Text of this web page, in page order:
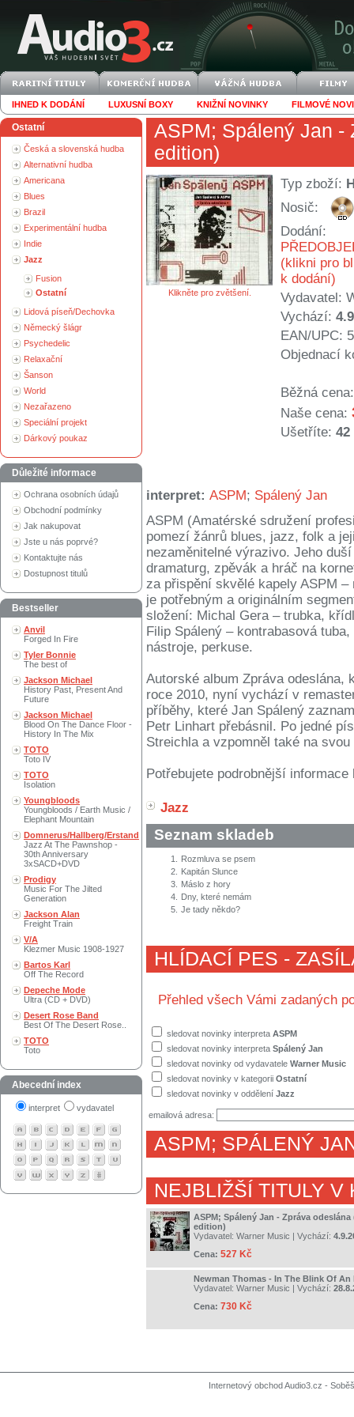
IHNED K DODÁNÍ LUXUSNÍ BOXY KNIŽNÍ NOVINKY FILMOVÉ
Ostatní
Česká a slovenská hudba
Alternativní hudba
Americana
Blues
Brazil
Experimentální hudba
Indie
Jazz
Fusion
Ostatní
Lidová píseň/Dechovka
Německý šlágr
Psychedelic
Relaxační
Šanson
World
Nezařazeno
Speciální projekt
Dárkový poukaz
Důležité informace
Ochrana osobních údajů
Obchodní podmínky
Jak nakupovat
Jste u nás poprvé?
Kontaktujte nás
Dostupnost titulů
Bestseller
Anvil
Forged In Fire
Tyler Bonnie
The best of
Jackson Michael
History Past, Present And
Future
Jackson Michael
Blood On The Dance Floor -
History In The Mix
TOTO
Toto IV
TOTO
Isolation
Youngbloods
Youngbloods / Earth Music /
Elephant Mountain
Domnerus/Hallberg/Erstand
Jazz At The Pawnshop -
30th Anniversary
3xSACD+DVD
Prodigy
Music For The Jilted
Generation
Jackson Alan
Freight Train
V/A
Klezmer Music 1908-1927
Bartos Karl
Off The Record
Depeche Mode
Ultra (CD + DVD)
Desert Rose Band
Best Of The Desert Rose..
TOTO
Toto
Abecední index
interpret vydavatel
ASPM; Spálený Jan -
edition)
Klikněte pro zvětšení.
Typ zboží:
Nosič:
Dodání:
(klikni pro
k dodání)
Vydavatel:
Vychází:
EAN/UPC:
Objednací
Běžná cena:
Naše cena:
Ušetříte: 42
interpret: ASPM; Spálený Jan
ASPM (Amatérské sdružení
pomezí žánrů blues, jazz, folk a
nezaměnitelné výrazivo. Jeho
dramaturg, zpěvák a hráč na
za přispění skvělé kapely ASPM
je potřebným a originálním
složení: Michal Gera – trubka,
Filip Spálený – kontrabasová
nástroje, perkuse.
Autorské album Zpráva odeslána,
roce 2010, nyní vychází v
příběhy, které Jan Spálený
Petr Linhart přebásnil. Po jedné
Streichla a vzpomněl také na
Potřebujete podrobnější
Jazz
Seznam skladeb
1.
Rozmluva se psem
2.
Kapitán Slunce
3.
Máslo z hory
4.
Dny, které nemám
5. Je tady někdo?
HLÍDACÍ PES -
Přehled všech Vámi zadaných
sledovat novinky interpreta ASPM
sledovat novinky interpreta Spálený Jan
sledovat novinky od vydavatele Warner Music
sledovat novinky v kategorii Ostatní
sledovat novinky v oddělení Jazz
emailová adresa:
ASPM; SPÁLENÝ
NEJBLIŽŠÍ TITULY V
ASPM; Spálený Jan - Zpráva odeslána
edition)
Vydavatel: Warner Music | Vychází:
Cena: 527 Kč
Newman Thomas - In The Blink Of An
Vydavatel: Warner Music | Vychází:
Cena: 730 Kč
Internetový obchod Audio3.cz -